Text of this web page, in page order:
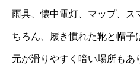
雨具、懐中電灯、マップ、ス
ちろん、履き慣れた靴と帽子
元が滑りやすく暗い場所もあ